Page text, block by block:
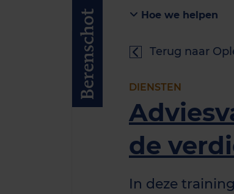
Hoe we helpen
Terug naar
DIENSTEN
de
In deze